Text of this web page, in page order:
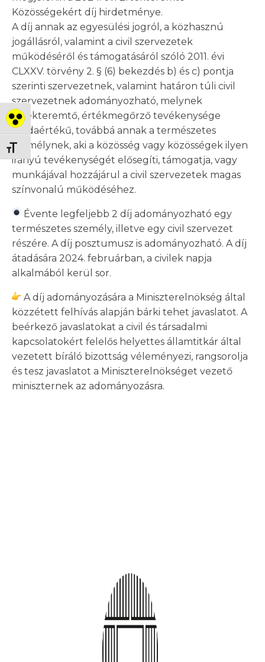
Nagy kontraszt váltása
Betűméret váltása
Közösségekért díj hirdetménye.
A díj annak az egyesülési jogról, a közhasznú
jogállásról, valamint a civil szervezetek
működéséről és támogatásáról szóló 2011. évi
CLXXV. törvény 2. § (6) bekezdés b) és c) pontja
szerinti szervezetnek, valamint határon túli civil
szervezetnek adományozható, melynek
értékteremtő, értékmegőrző tevékenysége
példaértékű, továbbá annak a természetes
személynek, aki a közösség vagy közösségek ilyen
irányú tevékenységét elősegíti, támogatja, vagy
munkájával hozzájárul a civil szervezetek magas
színvonalú működéséhez.
Évente legfeljebb 2 díj adományozható egy
természetes személy, illetve egy civil szervezet
részére. A díj posztumusz is adományozható. A díj
átadására 2024. februárban, a civilek napja
alkalmából kerül sor.
A díj adományozására a Miniszterelnökség által
közzétett felhívás alapján bárki tehet javaslatot. A
beérkező javaslatokat a civil és társadalmi
kapcsolatokért felelős helyettes államtitkár által
vezetett bíráló bizottság véleményezi, rangsorolja
és tesz javaslatot a Miniszterelnökséget vezető
miniszternek az adományozásra.